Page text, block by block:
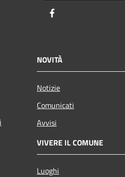
NOVITÀ
Notizie
Comunicati
Avvisi
VIVERE IL COMUNE
Luoghi